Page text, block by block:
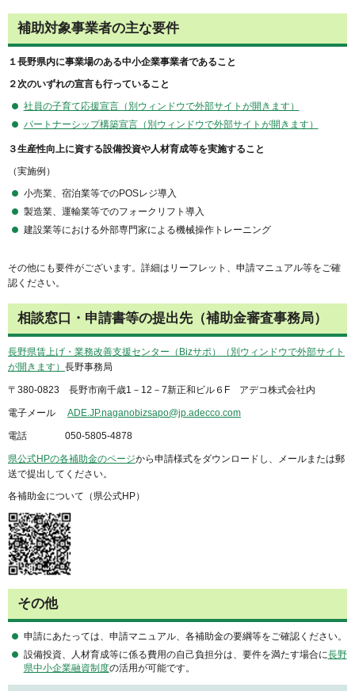
補助対象事業者の主な要件
１長野県内に事業場のある中小企業事業者であること
２次のいずれの宣言も行っていること
社員の子育て応援宣言（別ウィンドウで外部サイトが開きます）
パートナーシップ構築宣言（別ウィンドウで外部サイトが開きます）
３生産性向上に資する設備投資や人材育成等を実施すること
（実施例）
小売業、宿泊業等でのPOSレジ導入
製造業、運輸業等でのフォークリフト導入
建設業等における外部専門家による機械操作トレーニング
その他にも要件がございます。詳細はリーフレット、申請マニュアル等をご確
認ください。
相談窓口・申請書等の提出先（補助金審査事務局）
長野県賃上げ・業務改善支援センター（Bizサポ）（別ウィンドウで外部サイト
が開きます） 長野事務局
〒380-0823 長野市南千歳1－12－7新正和ビル６F アデコ株式会社内
電子メール ADE.JP.naganobizsapo@jp.adecco.com
電話 050-5805-4878
県公式HPの各補助金のページから申請様式をダウンロードし、メールまたは郵
送で提出してください。
各補助金について（県公式HP）
その他
申請にあたっては、申請マニュアル、各補助金の要綱等をご確認ください。
設備投資、人材育成等に係る費用の自己負担分は、要件を満たす場合に長野
県中小企業融資制度の活用が可能です。